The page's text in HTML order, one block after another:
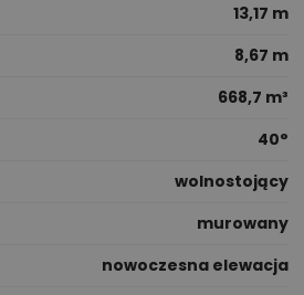
13,17 m
8,67 m
668,7 m³
40°
wolnostojący
murowany
nowoczesna elewacja